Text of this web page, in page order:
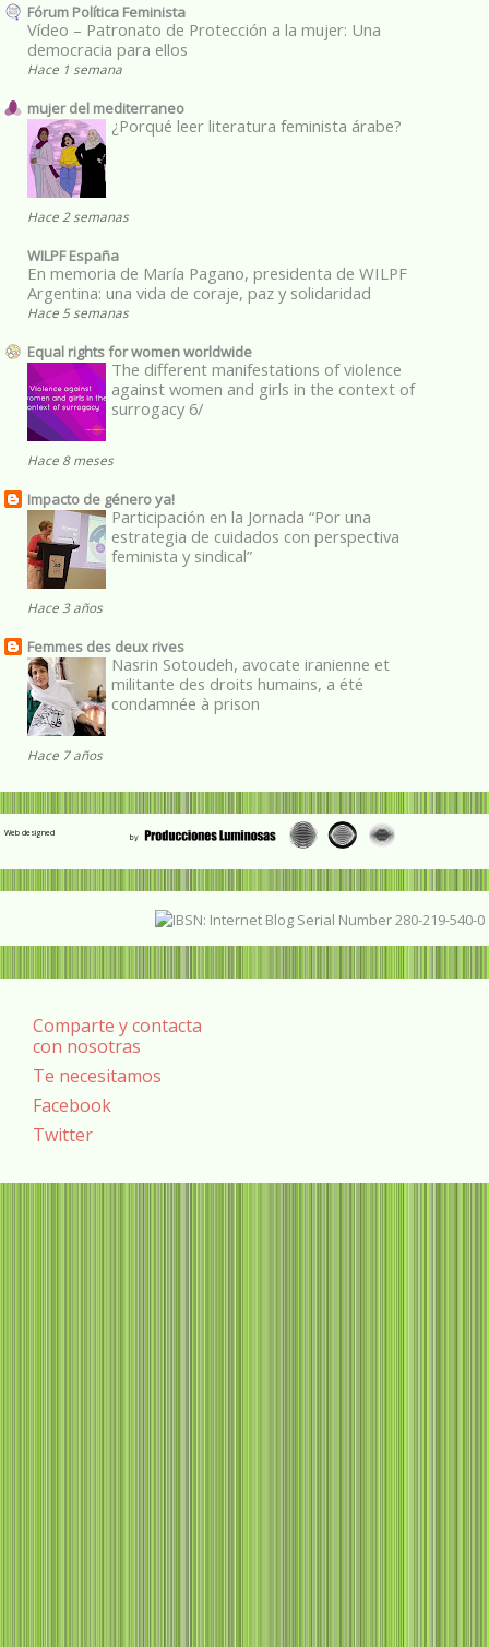
Fórum Política Feminista
Vídeo – Patronato de Protección a la mujer: Una
democracia para ellos
Hace 1 semana
mujer del mediterraneo
¿Porqué leer literatura feminista árabe?
Hace 2 semanas
WILPF España
En memoria de María Pagano, presidenta de WILPF
Argentina: una vida de coraje, paz y solidaridad
Hace 5 semanas
Equal rights for women worldwide
The different manifestations of violence
against women and girls in the context of
surrogacy 6/
Hace 8 meses
Impacto de género ya!
Participación en la Jornada “Por una
estrategia de cuidados con perspectiva
feminista y sindical”
Hace 3 años
Femmes des deux rives
Nasrin Sotoudeh, avocate iranienne et
militante des droits humains, a été
condamnée à prison
Hace 7 años
Web designed
Comparte y contacta
con nosotras
Te necesitamos
Facebook
Twitter